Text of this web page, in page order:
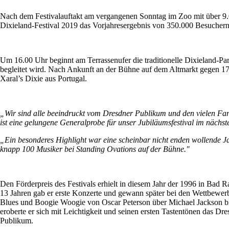
Nach dem Festivalauftakt am vergangenen Sonntag im Zoo mit über
Dixieland-Festival 2019 das Vorjahresergebnis von 350.000
Um 16.00 Uhr beginnt am Terrassenufer die traditionelle Dixieland-
begleitet wird. Nach Ankunft an der Bühne auf dem Altmarkt gegen
Xaral’s Dixie aus Portugal.
„Wir sind alle beeindruckt vom Dresdner Publikum und den vielen
ist eine gelungene Generalprobe für unser Jubiläumsfestival im
„Ein besonderes Highlight war eine scheinbar nicht enden wollende
knapp 100 Musiker bei Standing Ovations auf der Bühne."
Den Förderpreis des Festivals erhielt in diesem Jahr der 1996 in Bad
13 Jahren gab er erste Konzerte und gewann später bei den
Blues und Boogie Woogie von Oscar Peterson über Michael
eroberte er sich mit Leichtigkeit und seinen ersten Tastentönen das
Publikum.